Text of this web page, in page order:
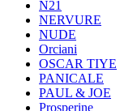
N21
NERVURE
NUDE
Orciani
OSCAR TIYE
PANICALE
PAUL & JOE
Prosperine